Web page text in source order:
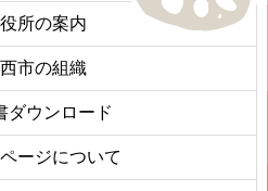
所の案内
市の組織
ダウンロード
ージについて